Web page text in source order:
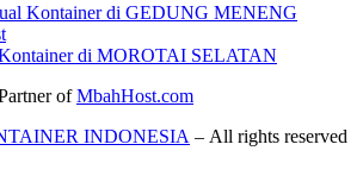
Kontainer di GEDUNG MENENG
di MOROTAI SELATAN
ofMbahHost.com
INDONESIA – All rights reserved